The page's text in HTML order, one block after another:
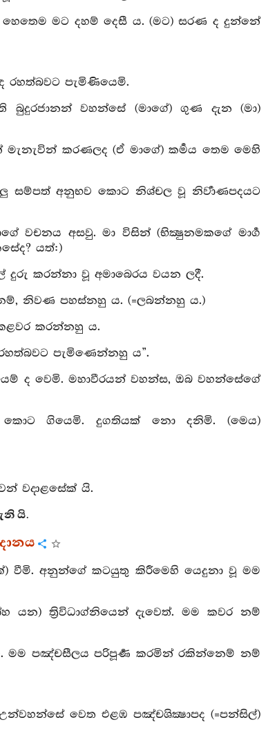
මට දහම් දෙසී ය. (මට) සරණ ද දුන්නේ
රහත්බවට පැමිණියෙමි.
බුදුරජානන් වහන්සේ (මාගේ) ගුණ දැන (මා)
කරණලද (ඒ මාගේ) කර්‍මය තෙම මෙහි
සම්පත් අනුභව කොට නිශ්චල වූ නිර්‍වාණපදයට
වචනය අසවු. මා විසින් (භික්‍ෂුනමකගේ මාර්‍ග
යත්:)
දුරු කරන්නා වූ අමාබෙරය වයන ලදී.
නිවණ පහස්නහු ය. (=ලබන්නහු ය.)
කරන්නහු ය.
පැමිණෙන්නහු ය”.
ද වෙමි. මහාවීරයන් වහන්ස, ඔබ වහන්සේගේ
කොට ගියෙමි. දුගතියක් නො දනිමි. (මෙය)
වදාළසේක් යි.
යි.
වීමි. අනුන්ගේ කටයුතු කිරීමෙහි යෙදුනා වූ මම
යන) ත්‍රිවිධාග්නියෙන් දැවෙත්. මම කවර නම්
මම පඤ්චසීලය පරිපූර්‍ණ කරමින් රකින්නෙම් නම්
වෙත එළඹ පඤ්චශික්‍ෂාපද (=පන්සිල්)